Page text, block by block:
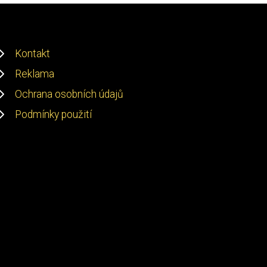
Kontakt
Reklama
Ochrana osobních údajů
Podmínky použití